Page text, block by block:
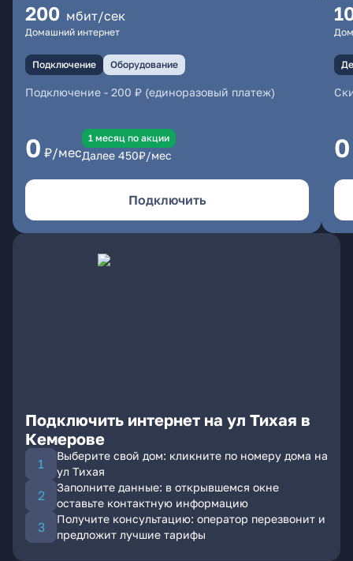
200 мбит/сек
Домашний интернет
Подключение Оборудование
Подключение - 200 ₽ (единоразовый платеж)
0 ₽/мес
1 месяц по акции
Далее 450₽/мес
Подключить
0
Подключить интернет на ул Тихая в
Кемерове
Выберите свой дом: кликните по номеру дома на
ул Тихая
Заполните данные: в открывшемся окне
оставьте контактную информацию
Получите консультацию: оператор перезвонит и
предложит лучшие тарифы